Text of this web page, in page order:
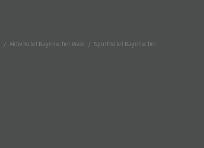
/ Aktivhotel Bayerischer Wald / Sporthotel Bayerischer